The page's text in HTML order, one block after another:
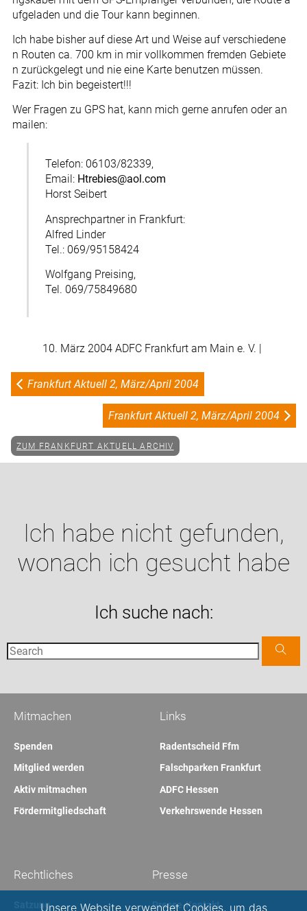
ufgeladen und die Tour kann beginnen.
Ich habe bisher auf diese Art und Weise auf verschiedene
n Routen ca. 700 km in mir vollkommen fremden Gebiete
n zurückgelegt und nie eine Karte benutzen müssen.
Fazit: Ich bin begeistert!!!
Wer Fragen zu GPS hat, kann mich gerne anrufen oder an
mailen:
Telefon: 06103/82339,
Email: Htrebies@aol.com
Horst Seibert
Ansprechpartner in Frankfurt:
Alfred Linder
Tel.: 069/95158424
Wolfgang Preising,
Tel. 069/75849680
10. März 2004 ADFC Frankfurt am Main e. V. |
Frankfurt Aktuell 2, März/April 2004
Frankfurt Aktuell 2, März/April 2004
ZUM FRANKFURT AKTUELL ARCHIV
Ich habe nicht gefunden,
wonach ich gesucht habe
Ich suche nach:
Links
Radentscheid Ffm
Falschparken Frankfurt
ADFC Hessen
Verkehrswende Hessen
Mitmachen
Spenden
Mitglied werden
Aktiv mitmachen
Fördermitgliedschaft
Presse
Presse-Kontakt
Rechtliches
SatzungUnsere Website verwendet Cookies, um das